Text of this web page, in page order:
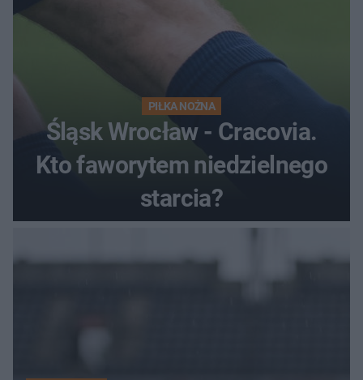
PIŁKA NOŻNA
Śląsk Wrocław - Cracovia.
Kto faworytem niedzielnego
starcia?